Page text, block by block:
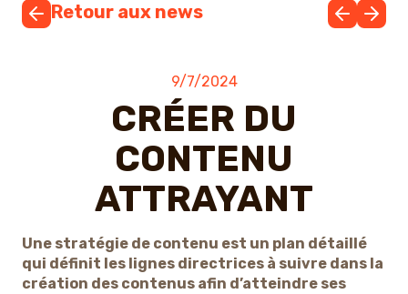
Retour aux news
9/7/2024
CRÉER DU
CONTENU
ATTRAYANT
Une stratégie de contenu est un plan détaillé
qui définit les lignes directrices à suivre dans la
création des contenus afin d’atteindre ses